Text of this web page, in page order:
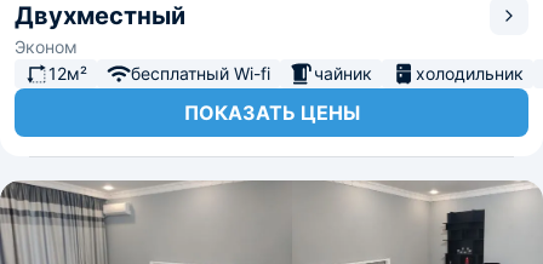
Двухместный
Эконом
12м²
бесплатный Wi-fi чайник холодильник
ПОКАЗАТЬ ЦЕНЫ